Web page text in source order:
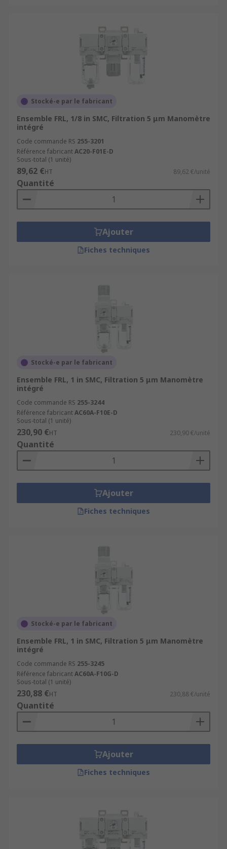
Stocké-e par le fabricant
Ensemble FRL, 1/8 in SMC, Filtration 5 μm Manomètre
intégré
Code commande RS 255-3201
Référence fabricantAC20-F01E-D
Sous-total (1 unité)
89,62 €HT 89,62 €/unité
Quantité
Ajouter
Fiches techniques
Stocké-e par le fabricant
Ensemble FRL, 1 in SMC, Filtration 5 μm Manomètre
intégré
Code commande RS 255-3244
Référence fabricantAC60A-F10E-D
Sous-total (1 unité)
230,90 €HT 230,90 €/unité
Quantité
Ajouter
Fiches techniques
Stocké-e par le fabricant
Ensemble FRL, 1 in SMC, Filtration 5 μm Manomètre
intégré
Code commande RS 255-3245
Référence fabricantAC60A-F10G-D
Sous-total (1 unité)
230,88 €HT 230,88 €/unité
Quantité
Ajouter
Fiches techniques